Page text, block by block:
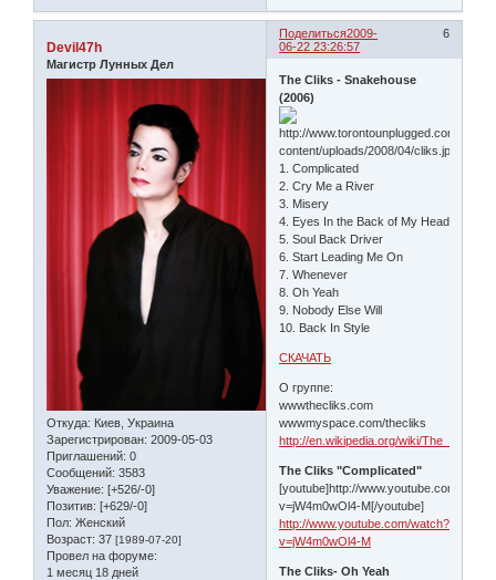
Поделиться 6
2009-
06-22 23:26:57
Devil47h
Магистр Лунных Дел
Откуда: Киев, Украина
Зарегистрирован: 2009-05-03
Приглашений: 0
Сообщений: 3583
Уважение: [+526/-0]
Позитив: [+629/-0]
Пол: Женский
Возраст: 37 [1989-07-20]
Провел на форуме:
1 месяц 18 дней
The Cliks - Snakehouse
(2006)
1. Complicated
2. Cry Me a River
3. Misery
4. Eyes In the Back of My Head
5. Soul Back Driver
6. Start Leading Me On
7. Whenever
8. Oh Yeah
9. Nobody Else Will
10. Back In Style
СКАЧАТЬ
О группе:
wwwthecliks.com
wwwmyspace.com/thecliks
http://en.wikipedia.org/wiki/The_Cliks
The Cliks "Complicated"
[youtube]http://www.youtube.com/
v=jW4m0wOl4-M[/youtube]
http://www.youtube.com/watch?
v=jW4m0wOl4-M
The Cliks- Oh Yeah